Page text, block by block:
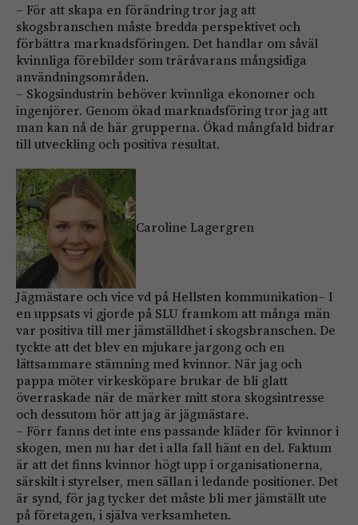
– För att skapa en förändring tror jag att
skogsbranschen måste bredda perspektivet och
förbättra marknadsföringen. Det handlar om såväl
kvinnliga förebilder som träråvarans mångsidiga
användningsområden.
– Skogsindustrin behöver kvinnliga ekonomer och
ingenjörer. Genom ökad marknadsföring tror jag att
man kan nå de här grupperna. Ökad mångfald bidrar
till utveckling och positiva resultat.
Caroline Lagergren
Jägmästare och vice vd på Hellsten kommunikation– I
en uppsats vi gjorde på SLU framkom att många män
var positiva till mer jämställdhet i skogsbranschen. De
tyckte att det blev en mjukare jargong och en
lättsammare stämning med kvinnor. När jag och
pappa möter virkesköpare brukar de bli glatt
överraskade när de märker mitt stora skogsintresse
och dessutom hör att jag är jägmästare.
– Förr fanns det inte ens passande kläder för kvinnor i
skogen, men nu har det i alla fall hänt en del. Faktum
är att det finns kvinnor högt upp i organisationerna,
särskilt i styrelser, men sällan i ledande positioner. Det
är synd, för jag tycker det måste bli mer jämställt ute
på företagen, i själva verksamheten.